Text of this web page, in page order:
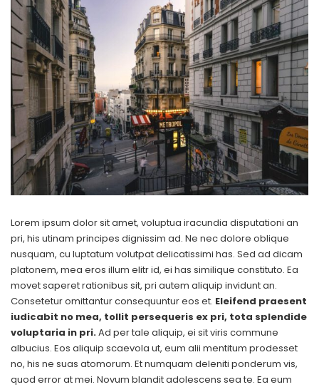
Lorem ipsum dolor sit amet, voluptua iracundia disputationi an
pri, his utinam principes dignissim ad. Ne nec dolore oblique
nusquam, cu luptatum volutpat delicatissimi has. Sed ad dicam
platonem, mea eros illum elitr id, ei has similique constituto. Ea
movet saperet rationibus sit, pri autem aliquip invidunt an.
Consetetur omittantur consequuntur eos et. Eleifend praesent
iudicabit no mea, tollit persequeris ex pri, tota splendide
voluptaria in pri.Ad per tale aliquip, ei sit viris commune
albucius. Eos aliquip scaevola ut, eum alii mentitum prodesset
no, his ne suas atomorum. Et numquam deleniti ponderum vis,
quod error at mei. Novum blandit adolescens sea te. Ea eum